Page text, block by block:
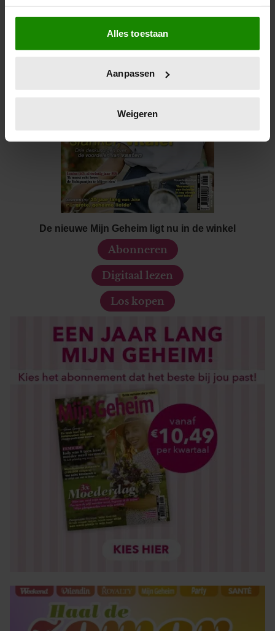
Als u het toestaat, willen we ook graag:
Informatie verzamelen over uw geografische locatie,
die tot een paar meter nauwkeurig kan zijn
op specifieke eigenschappen (fingerprinting)
verwerkt en stel uw voorkeuren in het
intrekken in de Cookieverklaring.
We gebruiken cookies om content en advertenties te
personaliseren, om functies voor social media te bieden
en om ons websiteverkeer te analyseren. Ook delen we
informatie over uw gebruik van onze site met onze
partners voor social media, adverteren en analyse. Deze
partners kunnen deze gegevens combineren met andere
informatie die u aan ze heeft verstrekt of die ze hebben
verzameld op basis van uw gebruik van hun services. U
gaat akkoord met onze cookies als u onze website blijft
Alles toestaan
Aanpassen
Weigeren
De nieuwe Mijn Geheim ligt nu in de winkel
Abonneren
Digitaal lezen
Los kopen